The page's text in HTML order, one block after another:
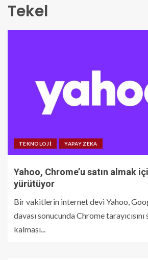
Tekel
TEKNOLOJI YAPAY ZEKA
Yahoo, Chrome’u satın almak
yürütüyor
Bir vakitlerin internet devi Yahoo,
davası sonucunda Chrome
kalması...